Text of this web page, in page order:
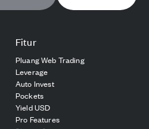
Fitur
Pluang Web Trading
Leverage
Auto Invest
Pockets
Yield USD
Pro Features